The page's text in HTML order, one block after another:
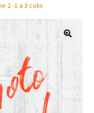
2 -1 a 3 colis